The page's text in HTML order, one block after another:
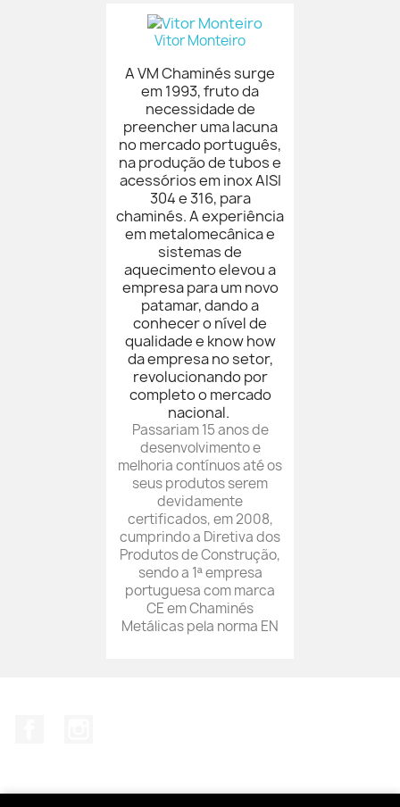
Vitor Monteiro
A VM Chaminés surge
em 1993, fruto da
necessidade de
preencher uma lacuna
no mercado português,
na produção de tubos e
acessórios em inox AISI
304 e 316, para
chaminés. A experiência
em metalomecânica e
sistemas de
aquecimento elevou a
empresa para um novo
patamar, dando a
conhecer o nível de
qualidade e know how
da empresa no setor,
revolucionando por
completo o mercado
nacional.
Passariam 15 anos de
desenvolvimento e
melhoria contínuos até os
seus produtos serem
devidamente
certificados, em 2008,
cumprindo a Diretiva dos
Produtos de Construção,
sendo a 1ª empresa
portuguesa com marca
CE em Chaminés
Metálicas pela norma EN